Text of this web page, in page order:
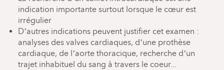
indication importante surtout lorsque le cœur est
irrégulier
D’autres indications peuvent justifier cet examen :
analyses des valves cardiaques, d’une prothèse
cardiaque, de l’aorte thoracique, recherche d’un
trajet inhabituel du sang à travers le coeur...